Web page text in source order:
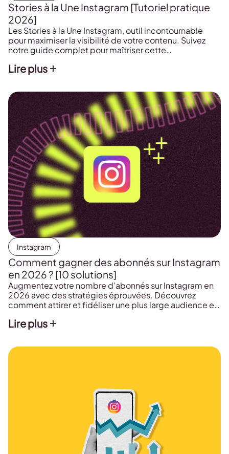
Stories à la Une Instagram [Tutoriel pratique
2026]
Les Stories à la Une Instagram, outil incontournable
pour maximiser la visibilité de votre contenu. Suivez
notre guide complet pour maîtriser cette
Lire plus
Instagram
Comment gagner des abonnés sur Instagram
en 2026 ? [10 solutions]
Augmentez votre nombre d’abonnés sur Instagram en
2026 avec des stratégies éprouvées. Découvrez
comment attirer et fidéliser une plus large audience en
Lire plus